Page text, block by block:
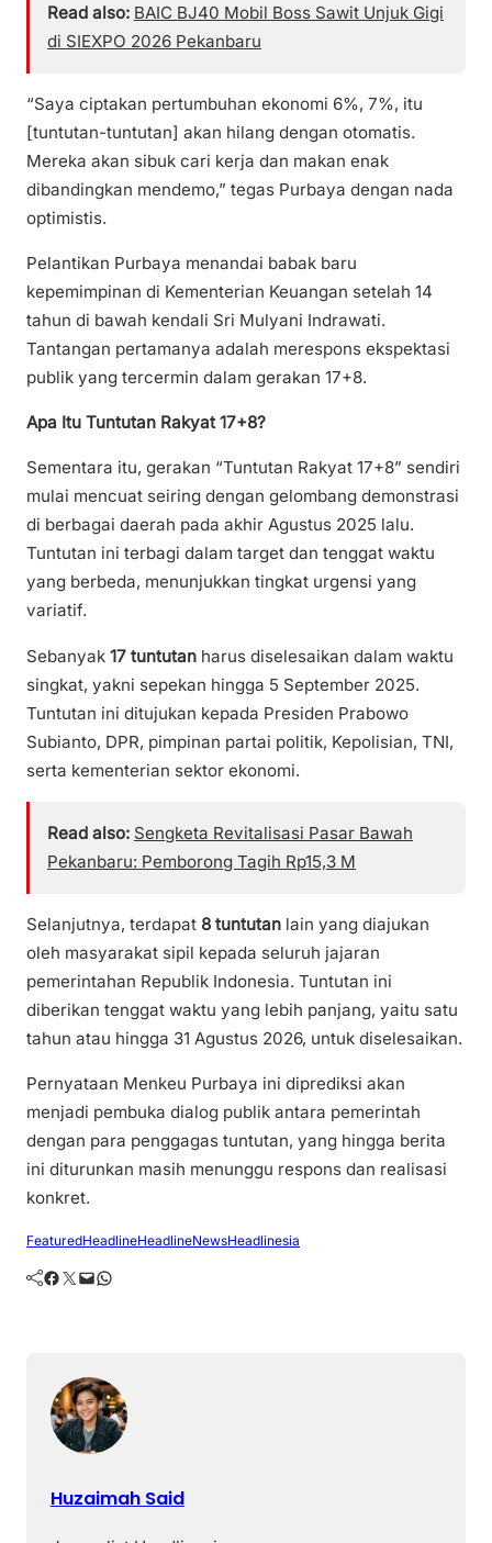
Read also: BAIC BJ40 Mobil Boss Sawit Unjuk Gigi
di SIEXPO 2026 Pekanbaru
“Saya ciptakan pertumbuhan ekonomi 6%, 7%, itu
[tuntutan-tuntutan] akan hilang dengan otomatis.
Mereka akan sibuk cari kerja dan makan enak
dibandingkan mendemo,” tegas Purbaya dengan nada
optimistis.
Pelantikan Purbaya menandai babak baru
kepemimpinan di Kementerian Keuangan setelah 14
tahun di bawah kendali Sri Mulyani Indrawati.
Tantangan pertamanya adalah merespons ekspektasi
publik yang tercermin dalam gerakan 17+8.
Apa Itu Tuntutan Rakyat 17+8?
Sementara itu, gerakan “Tuntutan Rakyat 17+8” sendiri
mulai mencuat seiring dengan gelombang demonstrasi
di berbagai daerah pada akhir Agustus 2025 lalu.
Tuntutan ini terbagi dalam target dan tenggat waktu
yang berbeda, menunjukkan tingkat urgensi yang
variatif.
Sebanyak 17 tuntutan harus diselesaikan dalam waktu
singkat, yakni sepekan hingga 5 September 2025.
Tuntutan ini ditujukan kepada Presiden Prabowo
Subianto, DPR, pimpinan partai politik, Kepolisian, TNI,
serta kementerian sektor ekonomi.
Read also: Sengketa Revitalisasi Pasar Bawah
Pekanbaru: Pemborong Tagih Rp15,3 M
Selanjutnya, terdapat 8 tuntutan lain yang diajukan
oleh masyarakat sipil kepada seluruh jajaran
pemerintahan Republik Indonesia. Tuntutan ini
diberikan tenggat waktu yang lebih panjang, yaitu satu
tahun atau hingga 31 Agustus 2026, untuk diselesaikan.
Pernyataan Menkeu Purbaya ini diprediksi akan
menjadi pembuka dialog publik antara pemerintah
dengan para penggagas tuntutan, yang hingga berita
ini diturunkan masih menunggu respons dan realisasi
konkret.
FeaturedHeadlineHeadlineNewsHeadlinesia
Facebook Twitter Mail WhatsApp
Huzaimah Said